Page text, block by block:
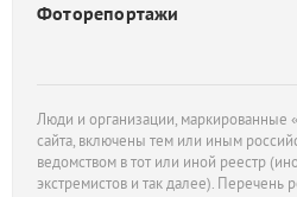
Фоторепортажи
Люди и организации, маркированные
сайта, включены тем или иным
ведомством в тот или иной реестр
экстремистов и так далее). Перечень